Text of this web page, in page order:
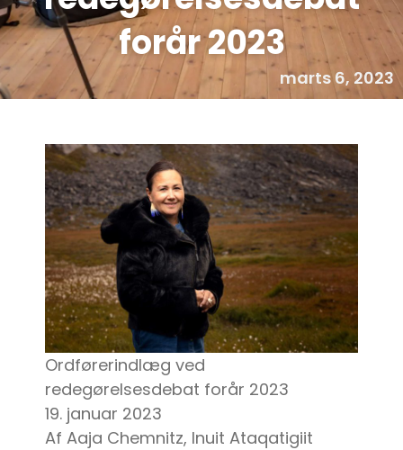
forår 2023
marts 6, 2023
Ordførerindlæg ved
redegørelsesdebat forår 2023
19. januar 2023
Af Aaja Chemnitz, Inuit Ataqatigiit